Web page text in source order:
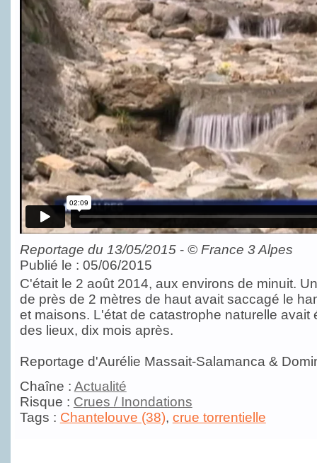
Reportage du 13/05/2015- © France 3 Alpes
Publié le : 05/06/2015
C'était le 2 août 2014, aux environs de minuit.
de près de 2 mètres de haut avait saccagé le
et maisons. L'état de catastrophe naturelle avait
des lieux, dix mois après.
Reportage d'Aurélie Massait-Salamanca &
Chaîne : Actualité
Risque : Crues / Inondations
Tags : Chantelouve (38), crue torrentielle